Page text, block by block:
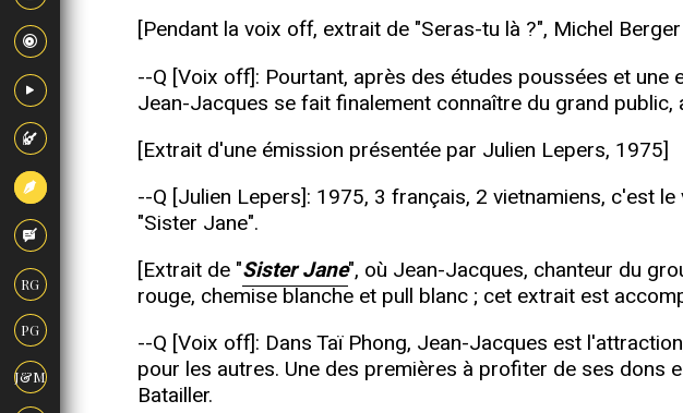
RG
PG
J&M
[Pendant la voix off, extrait de "Seras-tu là ?", Michel
--Q [Voix off]: Pourtant, après des études poussées et
Jean-Jacques se fait finalement connaître du grand public,
[Extrait d'une émission présentée par Julien Lepers, 1975]
--Q [Julien Lepers]: 1975, 3 français, 2 vietnamiens, c'est
"Sister Jane".
[Extrait de "Sister Jane", où Jean-Jacques, chanteur du
rouge, chemise blanche et pull blanc ; cet extrait est
--Q [Voix off]: Dans Taï Phong, Jean-Jacques est
pour les autres. Une des premières à profiter de ses dons
Batailler.